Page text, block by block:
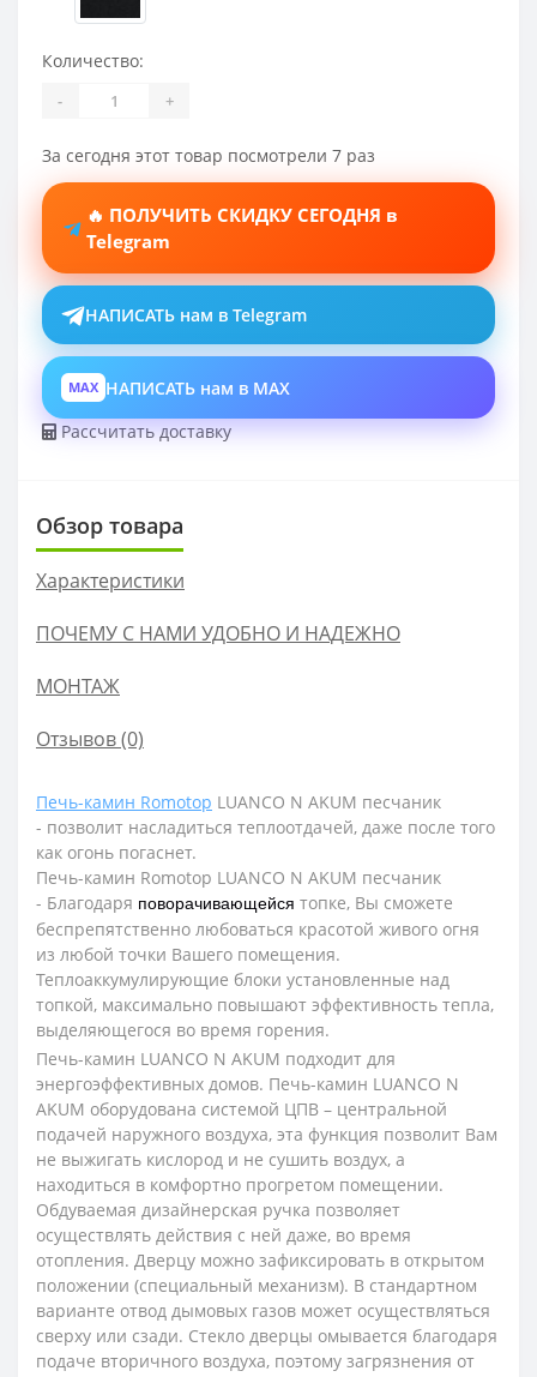
Количество:
- +
За сегодня этот товар посмотрели 7 раз
🔥 ПОЛУЧИТЬ СКИДКУ СЕГОДНЯ в
Telegram
НАПИСАТЬ нам в Telegram
MAX НАПИСАТЬ нам в MAX
Рассчитать доставку
Обзор товара
Характеристики
ПОЧЕМУ С НАМИ УДОБНО И НАДЕЖНО
МОНТАЖ
Отзывов (0)
Печь-камин Romotop LUANCO N AKUM песчаник
- позволит насладиться теплоотдачей, даже после того
как огонь погаснет.
Печь-камин Romotop LUANCO N AKUM песчаник
- Благодаря поворачивающейся топке, Вы сможете
беспрепятственно любоваться красотой живого огня
из любой точки Вашего помещения.
Теплоаккумулирующие блоки установленные над
топкой, максимально повышают эффективность тепла,
выделяющегося во время горения.
Печь-камин LUANCO N AKUM подходит для
энергоэффективных домов. Печь-камин LUANCO N
AKUM оборудована системой ЦПВ – центральной
подачей наружного воздуха, эта функция позволит Вам
не выжигать кислород и не сушить воздух, а
находиться в комфортно прогретом помещении.
Обдуваемая дизайнерская ручка позволяет
осуществлять действия с ней даже, во время
отопления. Дверцу можно зафиксировать в открытом
положении (специальный механизм). В стандартном
варианте отвод дымовых газов может осуществляться
сверху или сзади. Стекло дверцы омывается благодаря
подаче вторичного воздуха, поэтому загрязнения от